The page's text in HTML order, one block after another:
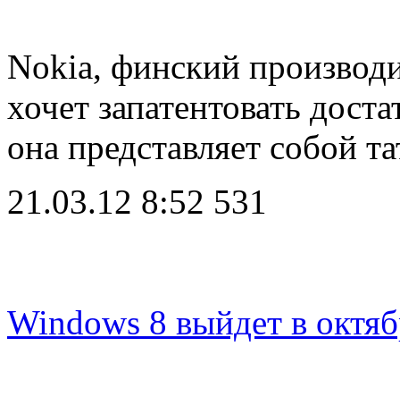
Nokia, финский
хочет запатентовать
она представляет собой
21.03.12 8:52 531
Windows 8 выйдет в